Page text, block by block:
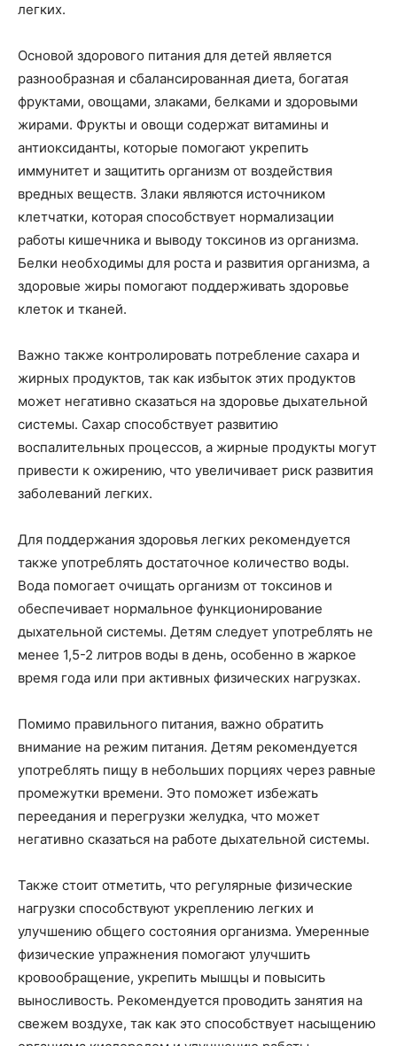
легких.
Основой здорового питания для детей является
разнообразная и сбалансированная диета, богатая
фруктами, овощами, злаками, белками и здоровыми
жирами. Фрукты и овощи содержат витамины и
антиоксиданты, которые помогают укрепить
иммунитет и защитить организм от воздействия
вредных веществ. Злаки являются источником
клетчатки, которая способствует нормализации
работы кишечника и выводу токсинов из организма.
Белки необходимы для роста и развития организма, а
здоровые жиры помогают поддерживать здоровье
клеток и тканей.
Важно также контролировать потребление сахара и
жирных продуктов, так как избыток этих продуктов
может негативно сказаться на здоровье дыхательной
системы. Сахар способствует развитию
воспалительных процессов, а жирные продукты могут
привести к ожирению, что увеличивает риск развития
заболеваний легких.
Для поддержания здоровья легких рекомендуется
также употреблять достаточное количество воды.
Вода помогает очищать организм от токсинов и
обеспечивает нормальное функционирование
дыхательной системы. Детям следует употреблять не
менее 1,5-2 литров воды в день, особенно в жаркое
время года или при активных физических нагрузках.
Помимо правильного питания, важно обратить
внимание на режим питания. Детям рекомендуется
употреблять пищу в небольших порциях через равные
промежутки времени. Это поможет избежать
переедания и перегрузки желудка, что может
негативно сказаться на работе дыхательной системы.
Также стоит отметить, что регулярные физические
нагрузки способствуют укреплению легких и
улучшению общего состояния организма. Умеренные
физические упражнения помогают улучшить
кровообращение, укрепить мышцы и повысить
выносливость. Рекомендуется проводить занятия на
свежем воздухе, так как это способствует насыщению